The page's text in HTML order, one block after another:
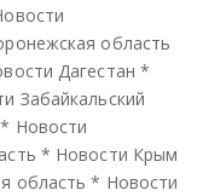
область
Дагестан *
Забайкальский
* Новости
* Новости Крым
область * Новости